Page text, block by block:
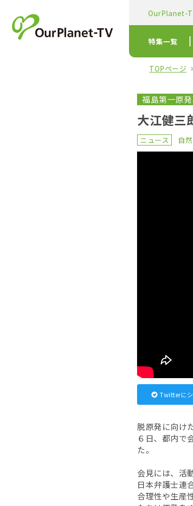
OurPlanet-
特集一覧
TOPページ
福島第一原
大江健三
ニュース 自
Twitterに
脱原発に向け
６日、都内で
た。
会見には、活
日本弁護士連
合理性や生産